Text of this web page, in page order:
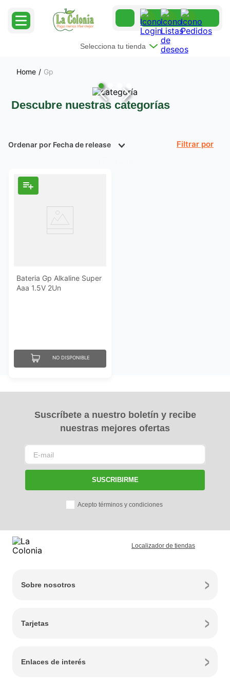
Selecciona tu tienda
Gp
Descubre nuestras categorías
Ordenar por Fecha de release
Bateria Gp Alkaline Super
Aaa 1.5V 2Un
NO DISPONIBLE
Suscríbete a nuestro boletín y recibe
nuestras mejores ofertas
SUSCRIBIRME
Acepto términos y condiciones
Localizador de tiendas
Sobre nosotros
Tarjetas
Enlaces de interés